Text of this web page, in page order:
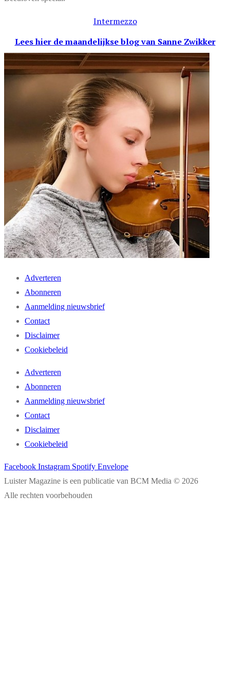
Intermezzo
Lees hier de maandelijkse blogvan Sanne Zwikker
Adverteren
Abonneren
Aanmelding nieuwsbrief
Contact
Disclaimer
Cookiebeleid
Adverteren
Abonneren
Aanmelding nieuwsbrief
Contact
Disclaimer
Cookiebeleid
Facebook Instagram Spotify Envelope
Luister Magazine is een publicatie van BCM Media © 2026
Alle rechten voorbehouden